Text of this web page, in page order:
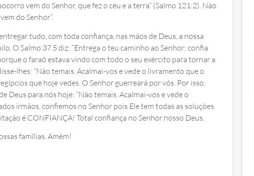
vem do Senhor, que fez o céu e a terra” (Salmo 121:2). Não
do Senhor”.
tudo, com toda confiança, nas mãos de Deus, a nossa
O Salmo 37.5 diz: “Entrega o teu caminho ao Senhor; confia
o faraó estava vindo com todo o seu exército para tornar a
lhes: “Não temais. Acalmai-vos e vede o livramento que o
que hoje vedes. O Senhor guerreará por vós. Por isso,
Deus para nós hoje: “Não temais. Acalmai-vos e vede o
irmãos, confiemos no Senhor pois Ele tem todas as soluções
é CONFIANÇA! Total confiança no Senhor nosso Deus.
famílias. Amém!